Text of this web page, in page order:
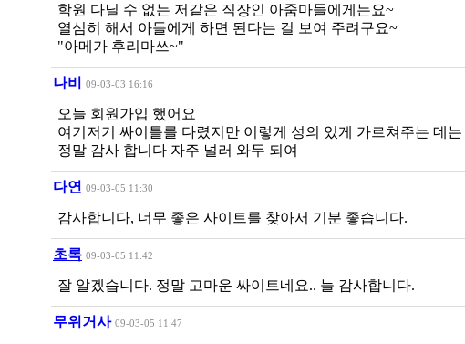
학원 다닐 수 없는 저같은 직장인 아줌마들에게는요~
열심히 해서 아들에게 하면 된다는 걸 보여 주려구요~
"아메가 후리마쓰~"
나비 09-03-03 16:16
오늘 회원가입 했어요
여기저기 싸이틀를 다렸지만 이렇게 성의 있게 가르쳐주는 데
정말 감사 합니다 자주 널러 와두 되여
다연 09-03-05 11:30
감사합니다, 너무 좋은 사이트를 찾아서 기분 좋습니다.
초록 09-03-05 11:42
잘 알겠습니다. 정말 고마운 싸이트네요.. 늘 감사합니다.
무위거사 09-03-05 11:47